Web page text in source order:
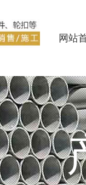
网站